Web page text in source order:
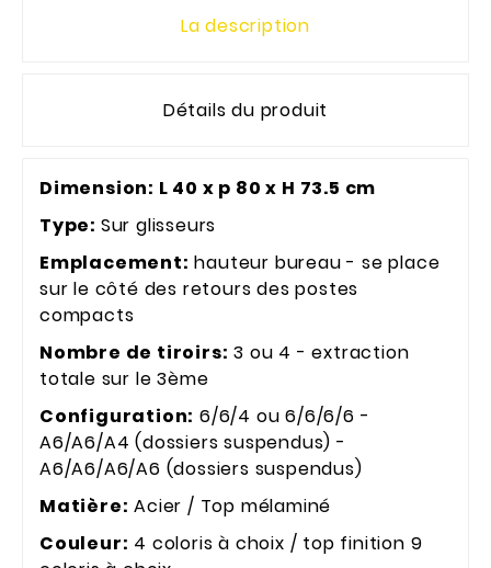
La description
Détails du produit
Dimension: L 40 x p 80 x H 73.5 cm
Type: Sur glisseurs
Emplacement: hauteur bureau - se place
sur le côté des retours des postes
compacts
Nombre de tiroirs: 3 ou 4 - extraction
totale sur le 3ème
Configuration: 6/6/4 ou 6/6/6/6 -
A6/A6/A4 (dossiers suspendus) -
A6/A6/A6/A6 (dossiers suspendus)
Matière: Acier / Top mélaminé
Couleur: 4 coloris à choix / top finition 9